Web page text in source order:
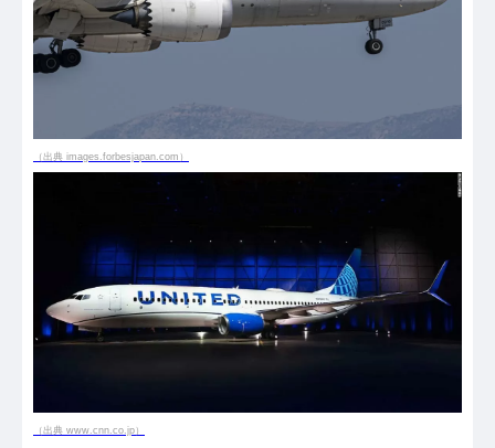
（出典 images.forbesjapan.com）
（出典 www.cnn.co.jp）